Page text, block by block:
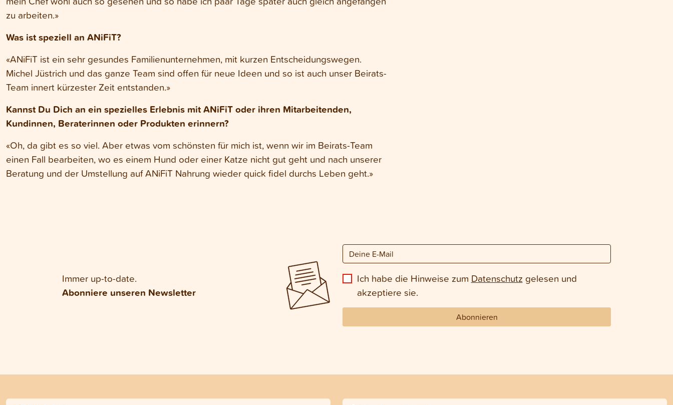
zu arbeiten.»
Was ist speziell an ANiFiT?
«ANiFiT ist ein sehr gesundes Familienunternehmen, mit kurzen Entscheidungswegen.
Michel Jüstrich und das ganze Team sind offen für neue Ideen und so ist auch unser Beirats-
Team innert kürzester Zeit entstanden.»
Kannst Du Dich an ein spezielles Erlebnis mit ANiFiT oder ihren Mitarbeitenden,
Kundinnen, Beraterinnen oder Produkten erinnern?
«Oh, da gibt es so viel. Aber etwas vom schönsten für mich ist, wenn wir im Beirats-Team
einen Fall bearbeiten, wo es einem Hund oder einer Katze nicht gut geht und nach unserer
Beratung und der Umstellung auf ANiFiT Nahrung wieder quick fidel durchs Leben geht.»
Immer up-to-date.
Abonniere unseren Newsletter
Ich habe die Hinweise zum Datenschutz gelesen und
akzeptiere sie.
Abonnieren